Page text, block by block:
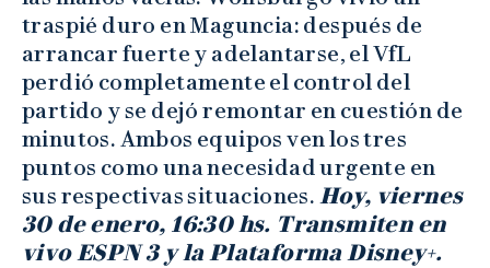
traspié duro en Maguncia: después de
arrancar fuerte y adelantarse, el VfL
perdió completamente el control del
partido y se dejó remontar en cuestión de
minutos. Ambos equipos ven los tres
puntos como una necesidad urgente en
sus respectivas situaciones. Hoy, viernes
30 de enero, 16:30 hs. Transmiten en
vivo ESPN 3 y la Plataforma Disney+.